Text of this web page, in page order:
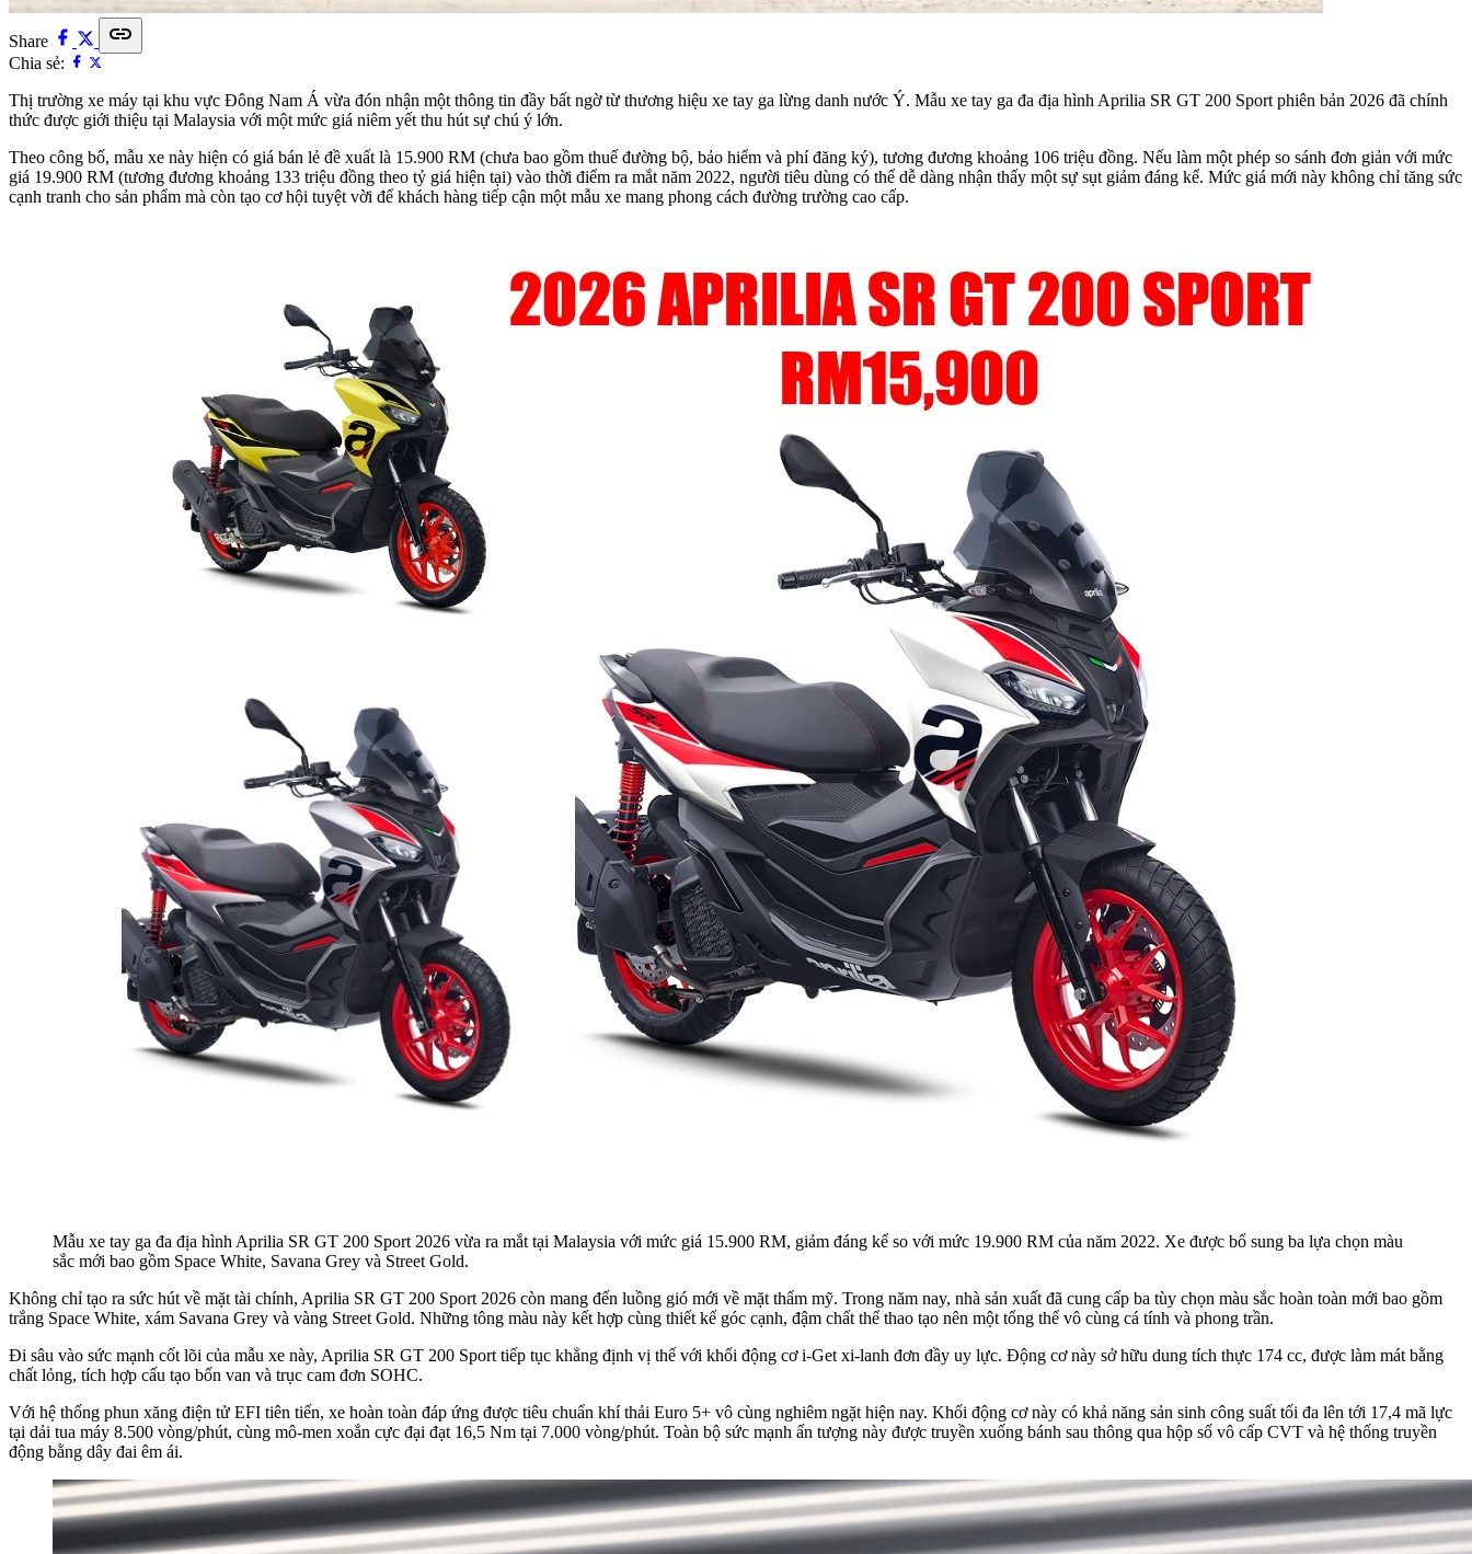
Share link
Chia sẻ:
Thị trường xe máy tại khu vực Đông Nam Á vừa đón nhận một thông tin đầy bất ngờ từ thương hiệu xe tay ga lừng danh nước Ý. Mẫu xe tay ga đa địa hình Aprilia SR GT 200 Sport phiên bản 2026 đã chính
thức được giới thiệu tại Malaysia với một mức giá niêm yết thu hút sự chú ý lớn.
Theo công bố, mẫu xe này hiện có giá bán lẻ đề xuất là 15.900 RM (chưa bao gồm thuế đường bộ, bảo hiểm và phí đăng ký), tương đương khoảng 106 triệu đồng. Nếu làm một phép so sánh đơn giản với mức
giá 19.900 RM (tương đương khoảng 133 triệu đồng theo tỷ giá hiện tại) vào thời điểm ra mắt năm 2022, người tiêu dùng có thể dễ dàng nhận thấy một sự sụt giảm đáng kể. Mức giá mới này không chỉ tăng sức
cạnh tranh cho sản phẩm mà còn tạo cơ hội tuyệt vời để khách hàng tiếp cận một mẫu xe mang phong cách đường trường cao cấp.
Mẫu xe tay ga đa địa hình Aprilia SR GT 200 Sport 2026 vừa ra mắt tại Malaysia với mức giá 15.900 RM, giảm đáng kể so với mức 19.900 RM của năm 2022. Xe được bổ sung ba lựa chọn màu
sắc mới bao gồm Space White, Savana Grey và Street Gold.
Không chỉ tạo ra sức hút về mặt tài chính, Aprilia SR GT 200 Sport 2026 còn mang đến luồng gió mới về mặt thẩm mỹ. Trong năm nay, nhà sản xuất đã cung cấp ba tùy chọn màu sắc hoàn toàn mới bao gồm
trắng Space White, xám Savana Grey và vàng Street Gold. Những tông màu này kết hợp cùng thiết kế góc cạnh, đậm chất thể thao tạo nên một tổng thể vô cùng cá tính và phong trần.
Đi sâu vào sức mạnh cốt lõi của mẫu xe này, Aprilia SR GT 200 Sport tiếp tục khẳng định vị thế với khối động cơ i-Get xi-lanh đơn đầy uy lực. Động cơ này sở hữu dung tích thực 174 cc, được làm mát bằng
chất lỏng, tích hợp cấu tạo bốn van và trục cam đơn SOHC.
Với hệ thống phun xăng điện tử EFI tiên tiến, xe hoàn toàn đáp ứng được tiêu chuẩn khí thải Euro 5+ vô cùng nghiêm ngặt hiện nay. Khối động cơ này có khả năng sản sinh công suất tối đa lên tới 17,4 mã lực
tại dải tua máy 8.500 vòng/phút, cùng mô-men xoắn cực đại đạt 16,5 Nm tại 7.000 vòng/phút. Toàn bộ sức mạnh ấn tượng này được truyền xuống bánh sau thông qua hộp số vô cấp CVT và hệ thống truyền
động bằng dây đai êm ái.